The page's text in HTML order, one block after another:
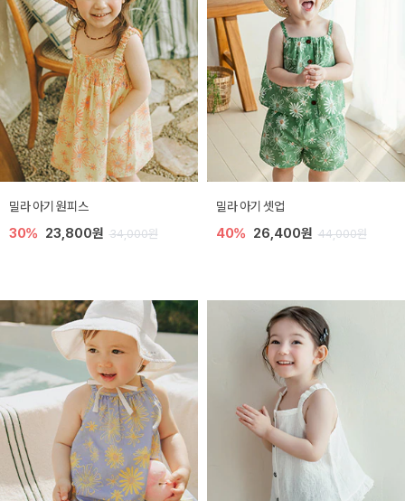
밀라 아기 원피스
30% 23,800원 34,000원
밀라 아기 셋업
40% 26,400원 44,000원